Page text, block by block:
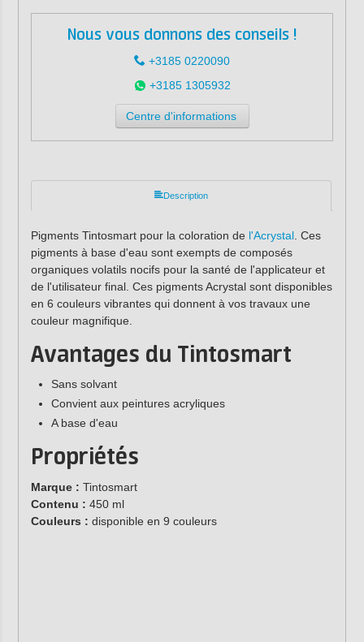
Nous vous donnons des conseils !
+3185 0220090
+3185 1305932
Centre d'informations
Description
Pigments Tintosmart pour la coloration de l'Acrystal. Ces
pigments à base d'eau sont exempts de composés
organiques volatils nocifs pour la santé de l'applicateur et
de l'utilisateur final. Ces pigments Acrystal sont disponibles
en 6 couleurs vibrantes qui donnent à vos travaux une
couleur magnifique.
Avantages du Tintosmart
Sans solvant
Convient aux peintures acryliques
A base d'eau
Propriétés
Marque : Tintosmart
Contenu : 450 ml
Couleurs : disponible en 9 couleurs